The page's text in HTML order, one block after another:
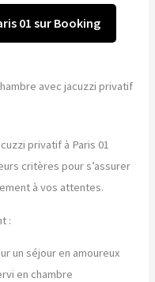
01 sur Booking
avec jacuzzi privatif
privatif à Paris 01
critères pour s’assurer
à vos attentes.
:
un séjour en amoureux
en chambre